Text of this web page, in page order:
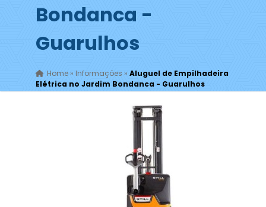
Bondanca -
Guarulhos
Home» Informações » Aluguel de Empilhadeira
Elétrica no Jardim Bondanca - Guarulhos